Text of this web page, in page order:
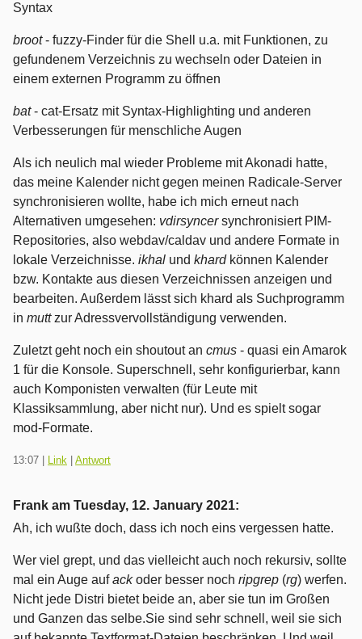
Syntax
broot- fuzzy-Finder für die Shell u.a. mit Funktionen, zu
gefundenem Verzeichnis zu wechseln oder Dateien in
einem externen Programm zu öffnen
bat- cat-Ersatz mit Syntax-Highlighting und anderen
Verbesserungen für menschliche Augen
Als ich neulich mal wieder Probleme mit Akonadi hatte,
das meine Kalender nicht gegen meinen Radicale-Server
synchronisieren wollte, habe ich mich erneut nach
Alternativen umgesehen: vdirsyncersynchronisiert PIM-
Repositories, also webdav/caldav und andere Formate in
lokale Verzeichnisse. ikhal und khardkönnen Kalender
bzw. Kontakte aus diesen Verzeichnissen anzeigen und
bearbeiten. Außerdem lässt sich khard als Suchprogramm
in muttzur Adressvervollständigung verwenden.
Zuletzt geht noch ein shoutout an cmus - quasi ein Amarok
1 für die Konsole. Superschnell, sehr konfigurierbar, kann
auch Komponisten verwalten (für Leute mit
Klassiksammlung, aber nicht nur). Und es spielt sogar
mod-Formate.
13:07 Link Antwort
Frank am Tuesday, 12. January 2021:
Ah, ich wußte doch, dass ich noch eins vergessen hatte.
Wer viel grept, und das vielleicht auch noch rekursiv, sollte
mal ein Auge aufackoder besser noch ripgrep (rg) werfen.
Nicht jede Distri bietet beide an, aber sie tun im Großen
und Ganzen das selbe.Sie sind sehr schnell, weil sie sich